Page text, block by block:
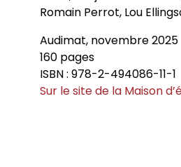
Romain Perrot, Lou
Audimat, novembre 2025
160 pages
ISBN : 978-2-494086-11-1
Sur le site de la Maison